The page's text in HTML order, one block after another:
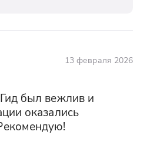
13 февраля 2026
был вежлив и
оказались